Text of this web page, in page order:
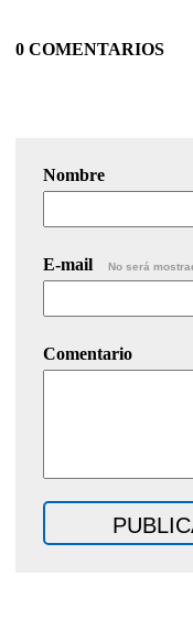
0 COMENTARIOS
Nombre
E-mail No será
Comentario